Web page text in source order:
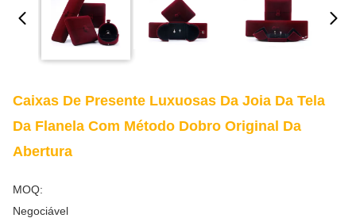
Caixas De Presente Luxuosas Da Joia Da Tela
Da Flanela Com Método Dobro Original Da
Abertura
MOQ:
Negociável